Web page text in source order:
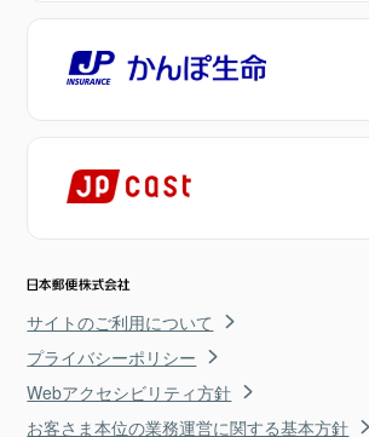
サイトのご利用について
プライバシーポリシー
Webアクセシビリティ方針
お客さま本位の業務運営に関する基本方針